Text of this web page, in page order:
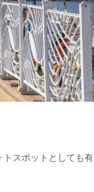
スポットとしても有